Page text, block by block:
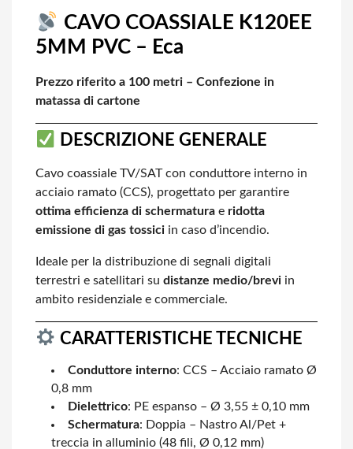
CAVO COASSIALE K120EE
5MM PVC – Eca
Prezzo riferito a 100 metri – Confezione in
matassa di cartone
DESCRIZIONE GENERALE
Cavo coassiale TV/SAT con conduttore interno in
acciaio ramato (CCS), progettato per garantire
ottima efficienza di schermatura e ridotta
emissione di gas tossici in caso d’incendio.
Ideale per la distribuzione di segnali digitali
terrestri e satellitari su distanze medio/brevi in
ambito residenziale e commerciale.
CARATTERISTICHE TECNICHE
Conduttore interno: CCS – Acciaio ramato Ø
0,8 mm
Dielettrico: PE espanso – Ø 3,55 ± 0,10 mm
Schermatura: Doppia – Nastro Al/Pet +
treccia in alluminio (48 fili, Ø 0,12 mm)